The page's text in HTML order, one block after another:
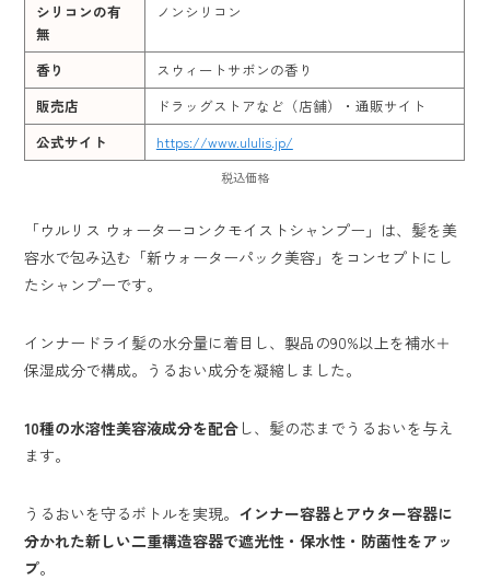
シリコンの有
無
ノンシリコン
香り
スウィートサボンの香り
販売店
ドラッグストアなど（店舗）・通販サイト
公式サイト
https://www.ululis.jp/
税込価格
「ウルリス ウォーターコンクモイストシャンプー」は、髪を美
容水で包み込む「新ウォーターパック美容」をコンセプトにし
たシャンプーです。
インナードライ髪の水分量に着目し、製品の90%以上を補水＋
保湿成分で構成。うるおい成分を凝縮しました。
10種の水溶性美容液成分を配合 し、髪の芯までうるおいを与え
ます。
うるおいを守るボトルを実現。 インナー容器とアウター容器に
分かれた新しい二重構造容器で遮光性・保水性・防菌性をアッ
プ。